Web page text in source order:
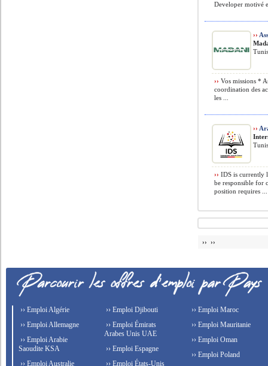
Developer motivé
››
›› Vos missions *
coordination des
les ...
››
›› IDS is currently
be responsible for
position requires ...
›› ››
›› Emploi Algérie
›› Emploi Allemagne
›› Emploi Arabie
Saoudite KSA
›› Emploi Australie
›› Emploi Djibouti
›› Emploi Émirats
Arabes Unis UAE
›› Emploi Espagne
›› Emploi États-Unis
›› Emploi Maroc
›› Emploi Mauritanie
›› Emploi Oman
›› Emploi Poland